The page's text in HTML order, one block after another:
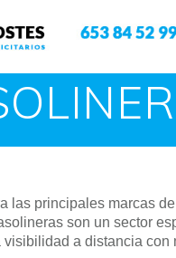
las principales marcas
son un sector
visibilidad a distancia con